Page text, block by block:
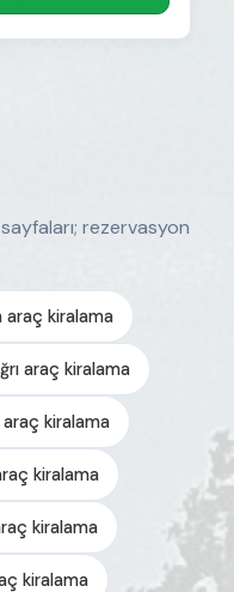
rezervasyon
araç kiralama
araç kiralama
kiralama
kiralama
kiralama
kiralama